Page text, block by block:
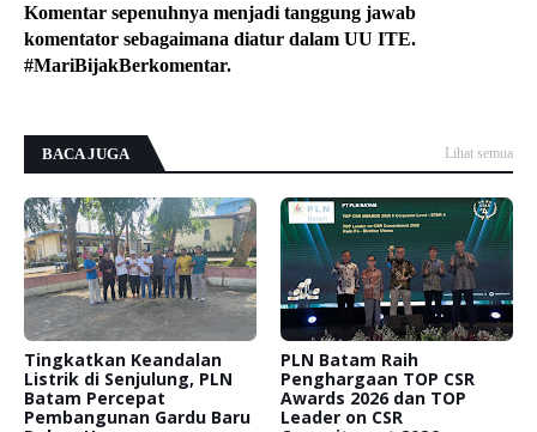
Komentar sepenuhnya menjadi tanggung jawab
komentator sebagaimana diatur dalam UU ITE.
#MariBijakBerkomentar.
BACA JUGA Lihat semua
Tingkatkan Keandalan
Listrik di Senjulung, PLN
Batam Percepat
Pembangunan Gardu Baru
PLN Batam Raih
Penghargaan TOP CSR
Awards 2026 dan TOP
Leader on CSR